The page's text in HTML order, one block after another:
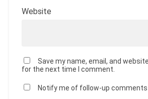
Website
Save my name, email, and
for the next time I comment.
Notify me of follow-up comments